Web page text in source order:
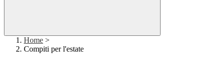
Home >
Compiti per l'estate